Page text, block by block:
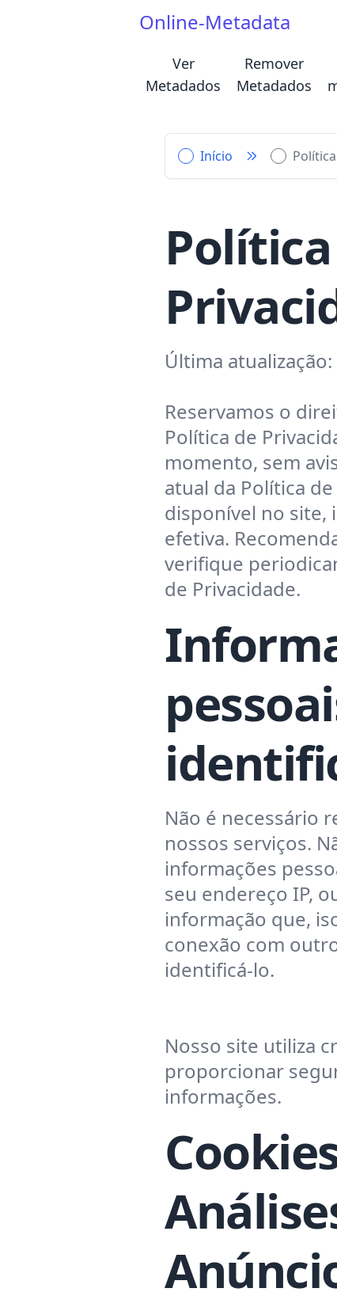
Online-Metadata
Ver
Metadados
Remover
Metadados
Início
Última atualização:
Reservamos o
Política de
momento, sem
atual da Política
disponível no site,
efetiva.
verifique
de Privacidade.
Não é necessário
nossos serviços.
informações
seu endereço IP,
informação que,
conexão com
identificá-lo.
Nosso site utiliza
proporcionar
informações.